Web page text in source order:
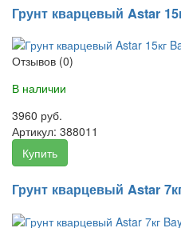
Грунт кварцевый Astar
Отзывов (0)
В наличии
3960 руб.
Артикул: 388011
Купить
Грунт кварцевый Astar